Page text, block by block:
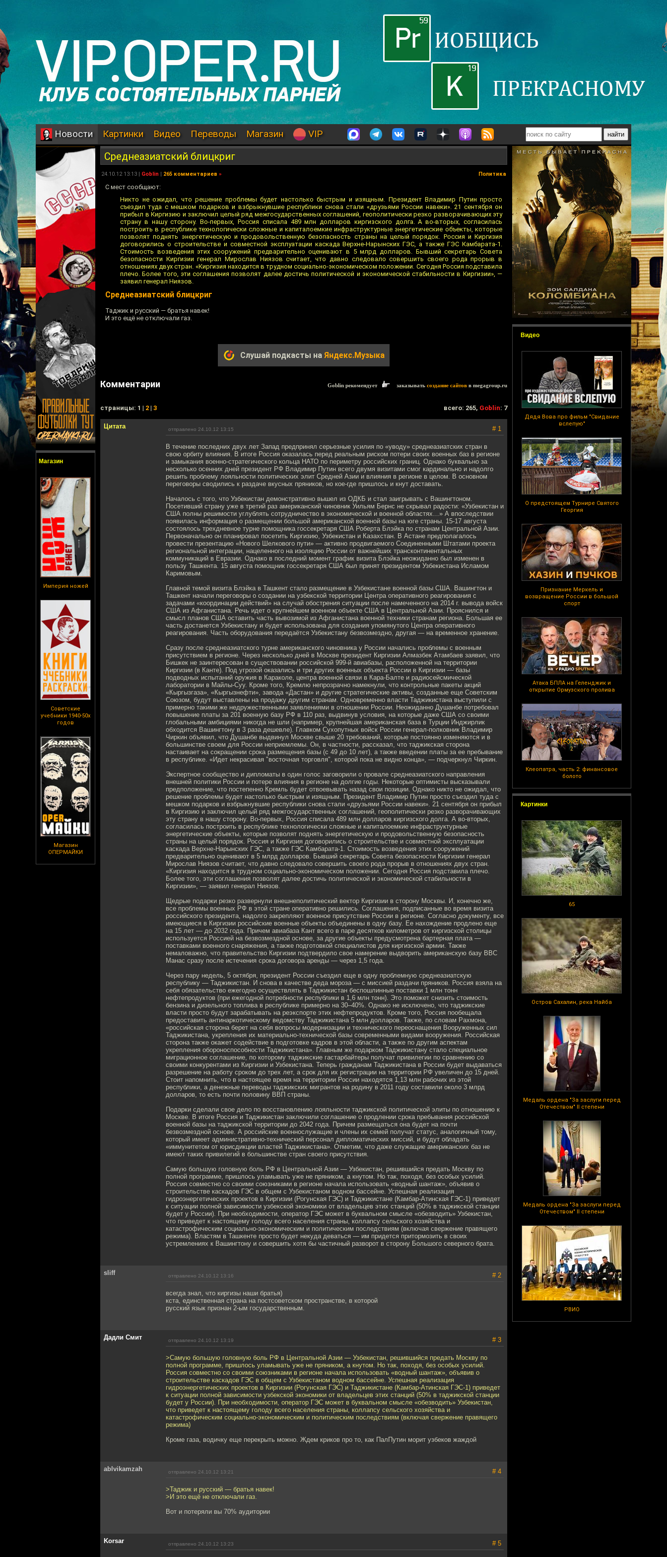
Новости Картинки Видео Переводы Магазин VIP
Магазин
Империя ножей
Советские
учебники 1940-50х
годов
Магазин
ОПЕРМАЙКИ
Видео
Дядя Вова про фильм "Свидание
вслепую"
О предстоящем Турнире Святого
Георгия
Признание Меркель и
возвращение России в большой
спорт
Атака БПЛА на Геленджик и
открытие Ормузского пролива
Клеопатра, часть 2: финансовое
болото
Картинки
65
Остров Сахалин, река Найба
Медаль ордена "За заслуги перед
Отечеством" II степени
Медаль ордена "За заслуги перед
Отечеством" II степени
РВИО
Среднеазиатский блицкриг
24.10.12 13:13 | Goblin | 265 комментариев » Политика
С мест сообщают:
Никто не ожидал, что решение проблемы будет настолько быстрым и изящным. Президент Владимир Путин просто
съездил туда с мешком подарков и взбрыкнувшие республики снова стали «друзьями России навеки». 21 сентября он
прибыл в Киргизию и заключил целый ряд межгосударственных соглашений, геополитически резко разворачивающих эту
страну в нашу сторону. Во-первых, Россия списала 489 млн долларов киргизского долга. А во-вторых, согласилась
построить в республике технологически сложные и капиталоемкие инфраструктурные энергетические объекты, которые
позволят поднять энергетическую и продовольственную безопасность страны на целый порядок. Россия и Киргизия
договорились о строительстве и совместной эксплуатации каскада Верхне-Нарынских ГЭС, а также ГЭС Камбарата-1.
Стоимость возведения этих сооружений предварительно оценивают в 5 млрд долларов. Бывший секретарь Совета
безопасности Киргизии генерал Мирослав Ниязов считает, что давно следовало совершить своего рода прорыв в
отношениях двух стран. «Киргизия находится в трудном социально-экономическом положении. Сегодня Россия подставила
плечо. Более того, эти соглашения позволят далее достичь политической и экономической стабильности в Киргизии», —
заявил генерал Ниязов.
Среднеазиатский блицкриг
Таджик и русский — братья навек!
И это ещё не отключали газ.
Слушай подкасты на Яндекс.Музыка
Комментарии Goblin рекомендует заказывать создание сайтов в megagroup.ru
cтраницы: 1 | 2 | 3 всего: 265, Goblin: 7
Цитата отправлено 24.10.12 13:15 # 1
В течение последних двух лет Запад предпринял серьезные усилия по «уводу» среднеазиатских стран в
свою орбиту влияния. В итоге Россия оказалась перед реальным риском потери своих военных баз в регионе
и замыкания военно-стратегического кольца НАТО по периметру российских границ. Однако буквально за
несколько осенних дней президент РФ Владимир Путин всего двумя визитами смог кардинально и надолго
решить проблему лояльности политических элит Средней Азии и влияния в регионе в целом. В основном
переговоры сводились к раздаче вкусных пряников, но кое-где пришлось и кнут доставать.
Началось с того, что Узбекистан демонстративно вышел из ОДКБ и стал заигрывать с Вашингтоном.
Посетивший страну уже в третий раз американский чиновник Уильям Бернс не скрывал радости: «Узбекистан и
США полны решимости углублять сотрудничество в экономической и военной областях…» А впоследствии
появилась информация о размещении большой американской военной базы на юге страны. 15-17 августа
состоялось трехдневное турне помощника госсекретаря США Роберта Блэйка по странам Центральной Азии.
Первоначально он планировал посетить Киргизию, Узбекистан и Казахстан. В Астане предполагалось
провести презентацию «Нового Шелкового пути» — активно продвигаемого Соединенными Штатами проекта
региональной интеграции, нацеленного на изоляцию России от важнейших трансконтинентальных
коммуникаций в Евразии. Однако в последний момент график визита Блэйка неожиданно был изменен в
пользу Ташкента. 15 августа помощник госсекретаря США был принят президентом Узбекистана Исламом
Каримовым.
Главной темой визита Блэйка в Ташкент стало размещение в Узбекистане военной базы США. Вашингтон и
Ташкент начали переговоры о создании на узбекской территории Центра оперативного реагирования с
задачами «координации действий» на случай обострения ситуации после намеченного на 2014 г. вывода войск
США из Афганистана. Речь идет о крупнейшем военном объекте США в Центральной Азии. Прояснился и
смысл планов США оставить часть вывозимой из Афганистана военной техники странам региона. Большая ее
часть достанется Узбекистану и будет использована для создания упомянутого Центра оперативного
реагирования. Часть оборудования передаётся Узбекистану безвозмездно, другая — на временное хранение.
Сразу после среднеазиатского турне американского чиновника у России начались проблемы с военным
присутствием в регионе. Через несколько дней в Москве президент Киргизии Алмазбек Атамбаев заявил, что
Бишкек не заинтересован в существовании российской 999-й авиабазы, расположенной на территории
Киргизии (в Канте). Под угрозой оказались и три других военных объекта России в Киргизии — базы
подводных испытаний оружия в Караколе, центра военной связи в Кара-Балте и радиосейсмической
лаборатории в Майлы-Суу. Кроме того, Кремлю непрозрачно намекнули, что контрольные пакеты акций
«Кыргызгаза», «Кыргызнефти», завода «Дастан» и другие стратегические активы, созданные еще Советским
Союзом, будут выставлены на продажу другим странам. Одновременно власти Таджикистана выступили с
примерно такими же недружественными заявлениями в отношении России. Неожиданно Душанбе потребовал
повышение платы за 201 военную базу РФ в 110 раз, выдвинув условия, на которые даже США со своими
глобальными амбициями никогда не шли (например, крупнейшая американская база в Турции Инджирлик
обходится Вашингтону в 3 раза дешевле). Главком Сухопутных войск России генерал-полковник Владимир
Чиркин объявил, что Душанбе выдвинул Москве свыше 20 требований, которые постоянно изменяются и в
большинстве своем для России неприемлемы. Он, в частности, рассказал, что таджикская сторона
настаивает на сокращении срока размещения базы (с 49 до 10 лет), а также введении платы за ее пребывание
в республике. «Идет некрасивая "восточная торговля", которой пока не видно конца», — подчеркнул Чиркин.
Экспертное сообщество и дипломаты в один голос заговорили о провале среднеазиатского направления
внешней политики России и потере влияния в регионе на долгие годы. Некоторые оптимисты высказывали
предположение, что постепенно Кремль будет отвоевывать назад свои позиции. Однако никто не ожидал, что
решение проблемы будет настолько быстрым и изящным. Президент Владимир Путин просто съездил туда с
мешком подарков и взбрыкнувшие республики снова стали «друзьями России навеки». 21 сентября он прибыл
в Киргизию и заключил целый ряд межгосударственных соглашений, геополитически резко разворачивающих
эту страну в нашу сторону. Во-первых, Россия списала 489 млн долларов киргизского долга. А во-вторых,
согласилась построить в республике технологически сложные и капиталоемкие инфраструктурные
энергетические объекты, которые позволят поднять энергетическую и продовольственную безопасность
страны на целый порядок. Россия и Киргизия договорились о строительстве и совместной эксплуатации
каскада Верхне-Нарынских ГЭС, а также ГЭС Камбарата-1. Стоимость возведения этих сооружений
предварительно оценивают в 5 млрд долларов. Бывший секретарь Совета безопасности Киргизии генерал
Мирослав Ниязов считает, что давно следовало совершить своего рода прорыв в отношениях двух стран.
«Киргизия находится в трудном социально-экономическом положении. Сегодня Россия подставила плечо.
Более того, эти соглашения позволят далее достичь политической и экономической стабильности в
Киргизии», — заявил генерал Ниязов.
Щедрые подарки резко развернули внешнеполитический вектор Киргизии в сторону Москвы. И, конечно же,
все проблемы военных РФ в этой стране оперативно решились. Соглашения, подписанные во время визита
российского президента, надолго закрепляют военное присутствие России в регионе. Согласно документу, все
имеющиеся в Киргизии российские военные объекты объединены в одну базу. Ее нахождение продлено еще
на 15 лет — до 2032 года. Причем авиабаза Кант всего в паре десятков километров от киргизской столицы
используется Россией на безвозмездной основе, за другие объекты предусмотрена бартерная плата —
поставками военного снаряжения, а также подготовкой специалистов для киргизской армии. Также
немаловажно, что правительство Киргизии подтвердило свое намерение выдворить американскую базу ВВС
Манас сразу после истечения срока договора аренды — через 1,5 года.
Через пару недель, 5 октября, президент России съездил еще в одну проблемную среднеазиатскую
республику — Таджикистан. И снова в качестве деда мороза — с миссией раздачи пряников. Россия взяла на
себя обязательство ежегодно осуществлять в Таджикистан беспошлинные поставки 1 млн тонн
нефтепродуктов (при ежегодной потребности республики в 1,6 млн тонн). Это поможет снизить стоимость
бензина и дизельного топлива в республике примерно на 30–40%. Однако не исключено, что таджикские
власти просто будут зарабатывать на реэкспорте этих нефтепродуктов. Кроме того, Россия пообещала
предоставить антинаркотическому ведомству Таджикистана 5 млн долларов. Также, по словам Рахмона,
«российская сторона берет на себя вопросы модернизации и технического переоснащения Вооруженных сил
Таджикистана, укрепления их материально-технической базы современными видами вооружения. Российская
сторона также окажет содействие в подготовке кадров в этой области, а также по другим аспектам
укрепления обороноспособности Таджикистана». Главным же подарком Таджикистану стало специальное
миграционное соглашение, по которому таджикские гастарбайтеры получат привилегии по сравнению со
своими конкурентами из Киргизии и Узбекистана. Теперь гражданам Таджикистана в России будет выдаваться
разрешение на работу сроком до трех лет, а срок для их регистрации на территории РФ увеличен до 15 дней.
Стоит напомнить, что в настоящее время на территории России находятся 1,13 млн рабочих из этой
республики, а денежные переводы таджикских мигрантов на родину в 2011 году составили около 3 млрд
долларов, то есть почти половину ВВП страны.
Подарки сделали свое дело по восстановлению лояльности таджикской политической элиты по отношению к
Москве. В итоге Россия и Таджикистан заключили соглашение о продлении срока пребывания российской
военной базы на таджикской территории до 2042 года. Причем размещаться она будет на почти
безвозмездной основе. А российские военнослужащие и члены их семей получат статус, аналогичный тому,
который имеет административно-технический персонал дипломатических миссий, и будут обладать
«иммунитетом от юрисдикции властей Таджикистана». Отметим, что даже служащие американских баз не
имеют таких привилегий в большинстве стран своего присутствия.
Самую большую головную боль РФ в Центральной Азии — Узбекистан, решившийся предать Москву по
полной программе, пришлось уламывать уже не пряником, а кнутом. Но так, походя, без особых усилий.
Россия совместно со своими союзниками в регионе начала использовать «водный шантаж», объявив о
строительстве каскадов ГЭС в общем с Узбекистаном водном бассейне. Успешная реализация
гидроэнергетических проектов в Киргизии (Рогунская ГЭС) и Таджикистане (Камбар-Атинская ГЭС-1) приведет
к ситуации полной зависимости узбекской экономики от владельцев этих станций (50% в таджикской станции
будет у России). При необходимости, оператор ГЭС может в буквальном смысле «обезводить» Узбекистан,
что приведет к настоящему голоду всего населения страны, коллапсу сельского хозяйства и
катастрофическим социально-экономическим и политическим последствиям (включая свержение правящего
режима). Властям в Ташкенте просто будет некуда деваться — им придется притормозить в своих
устремлениях к Вашингтону и совершить хотя бы частичный разворот в сторону Большого северного брата.
sliff отправлено 24.10.12 13:16 # 2
всегда знал, что киргизы наши братья)
кста, единственная страна на постсоветском пространстве, в которой
русский язык признан 2-ым государственным.
Дадли Смит отправлено 24.10.12 13:19 # 3
>Самую большую головную боль РФ в Центральной Азии — Узбекистан, решившийся предать Москву по
полной программе, пришлось уламывать уже не пряником, а кнутом. Но так, походя, без особых усилий.
Россия совместно со своими союзниками в регионе начала использовать «водный шантаж», объявив о
строительстве каскадов ГЭС в общем с Узбекистаном водном бассейне. Успешная реализация
гидроэнергетических проектов в Киргизии (Рогунская ГЭС) и Таджикистане (Камбар-Атинская ГЭС-1) приведет
к ситуации полной зависимости узбекской экономики от владельцев этих станций (50% в таджикской станции
будет у России). При необходимости, оператор ГЭС может в буквальном смысле «обезводить» Узбекистан,
что приведет к настоящему голоду всего населения страны, коллапсу сельского хозяйства и
катастрофическим социально-экономическим и политическим последствиям (включая свержение правящего
режима)
Кроме газа, водичку еще перекрыть можно. Ждем криков про то, как ПалПутин морит узбеков жаждой
ablvikamzah отправлено 24.10.12 13:21 # 4
>Таджик и русский — братья навек!
>И это ещё не отключали газ.
Вот и потеряли вы 70% аудитории
Korsar отправлено 24.10.12 13:23 # 5